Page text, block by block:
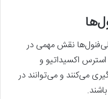
نقش مهمی در
اکسیداتیو و
می‌کنند و می‌توانند در